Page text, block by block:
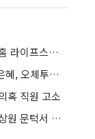
삼성전자, 북미서 AI 가전 기반의 차별화된 홈 라이프스타일 제시
"부모의 고통, 국가가 외면해선 안 돼"…유은혜, 오체투지 농성장서 발달장애 부모 손잡다
혹 직원 고소
美 클래리티 법안 연내 통과 가능성 13%…상원 문턱서 제동